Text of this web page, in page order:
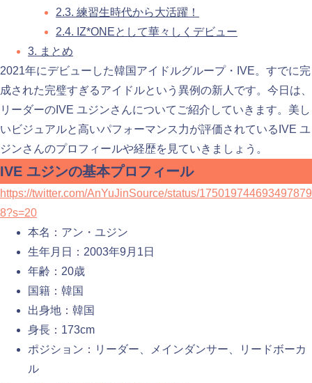
2.3. 練習生時代から大活躍！
2.4. IZ*ONEとして華々しくデビュー
3. まとめ
2021年にデビューした韓国アイドルグループ・IVE。すでに完
成された完璧すぎるアイドルという異例の新人です。今日は、
リーダーのIVE ユジンさんについてご紹介していきます。美し
いビジュアルと高いパフォーマンス力が評価されているIVE ユ
ジンさんのプロフィールや経歴を見ていきましょう。
IVE ユジンの基本プロフィール
https://twitter.com/AnYuJinSource/status/175019744693497879
8?s=20
本名：アン・ユジン
生年月日：2003年9月1日
年齢：20歳
国籍：韓国
出身地：韓国
身長：173cm
ポジション：リーダー、メインダンサー、リードボーカ
ル